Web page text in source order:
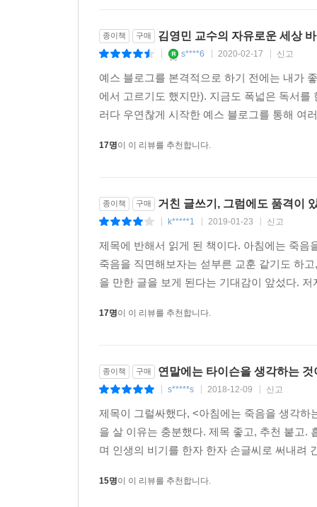
종이책 구매 김영민 교수의 자유로운 세상
s****6 2020-02-17 신고
예스 블로그를 본격적으로 하기 전에는 내가
에서 고르기도 했지만). 지금도 폭넓은 독서
러다 우연찮게 시작한 예스 블로그를 통해 여
17명이 이 리뷰를 추천합니다.
종이책 구매 거친 글쓰기, 그럼에도 품격이
k*****1 2019-01-23 신고
제목에 반해서 읽게 된 책이다. 아침에는 죽음
죽음을 직면해보자는 섣부른 교훈 같기도 하
을 만한 글을 보게 된다는 기대감이 앞섰다.
17명이 이 리뷰를 추천합니다.
종이책 구매 연말에는 타이슨을 생각하는 것
s*****s 2018-12-09 신고
제목이 그럴싸했다, <아침에는 죽음을 생각하
을 살 이유는 충분했다. 제목 좋고, 추천 붙고.
며 인생의 비기를 한자 한자 손글씨로 써내려
15명이 이 리뷰를 추천합니다.